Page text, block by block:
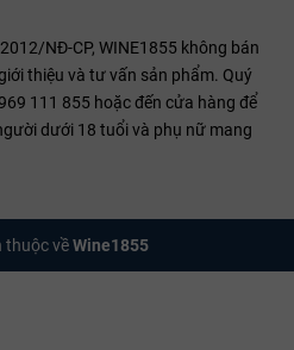
NĐ-CP, WINE1855 không bán
thiệu và tư vấn sản phẩm. Quý
111 855 hoặc đến cửa hàng để
dưới 18 tuổi và phụ nữ mang
thuộc vềWine1855